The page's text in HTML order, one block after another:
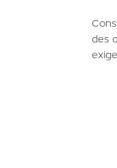
des